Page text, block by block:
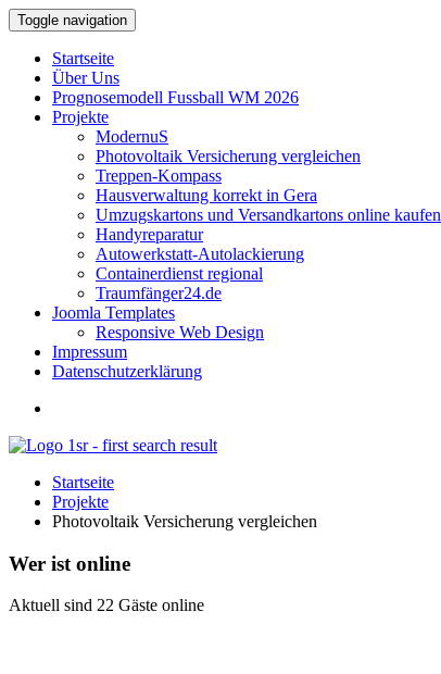
Toggle navigation
Startseite
Über Uns
Prognosemodell Fussball WM 2026
Projekte
ModernuS
Photovoltaik Versicherung vergleichen
Treppen-Kompass
Hausverwaltung korrekt in Gera
Umzugskartons und Versandkartons online kaufen
Handyreparatur
Autowerkstatt-Autolackierung
Containerdienst regional
Traumfänger24.de
Joomla Templates
Responsive Web Design
Impressum
Datenschutzerklärung
Startseite
Projekte
Photovoltaik Versicherung vergleichen
Wer ist online
Aktuell sind 22 Gäste online